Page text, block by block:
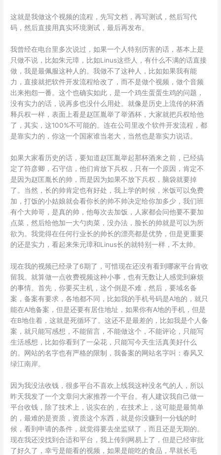
这就是我做这个视频的流程，先写文档，再写测试，然后写代
码，然后直接用真实环境测试，最后再发布。
我曾经在电台里多次说过，如果一个人特别历害的话，基本上是
只做不说，比如朱元璋，比如Linus这些人，有什么不满的话直接
做，我是最佩服这种人的。我做不了这种人，比如如果我有能
力，直接就把软件开发流程给改了，而不是做个视频，做个音频
出来抱怨一番。这个也确实如此，是一个鸡生蛋蛋生鸡的问题，
没有实力的话，说再多也没什么用处。就像是历史上流传的杯酒
释兵权一样，表面上看是赵匡胤举了举酒杯，大家就把兵权给他
了，其实，这100%不可能的。连在公司里改个软件开发流程，都
是靠实力的，你这一个国家谁当老大，当然也是靠实力说话。
如果大家看历史的话，要知道赵匡胤举起那杯酒来之前，已经搞
定了符彦卿，石守信，他们肯放下兵权，只有一个原因，肯定不
是因为赵匡胤长的帅，而是因为如果不放下兵权，脑袋就要掉
了。当然，长的帅肯定也有好处，我上学的时候，米饭可以免费
加，打饭的小姑娘就会看你长的帅不帅决定给你加多少，我们班
有个大帅哥，是真的帅，他每次去加饭，人家都会问他要不要加
点菜，然后给他加一大勺肉菜，没办法，脸长的帅就是可以为所
欲为。我觉得在任何行业长的帅长的漂亮都是优势，但是更重要
的还是实力，看起来朱元璋和Linus长的就特别一样，不太帅。
现在我的视频已经录了6期了，可惜现在还没有看到哪家平台肯收
留我。就算做一点收费视频这种小事，也有无数让人感觉到麻烦
的事情。首先，你要买主机，这个倒是不难，然后，要域名备
案，备案有要求，各地都不同，比如我的手机号码是A地的，就只
能在A地备案，但是还要有居住地址，如果你有A地的手机，但是
在B地住着，这就是死循环了。这还不是最差的，比如我是个人备
案，就只能写感想，不能留言，不能做这个，不能评论，只能写
生活感想，比如你看到了一朵花，只能写今天生活真美好什么
的。网站的名字也有严格的限制，我备案的网站名字叫：春风又
绿江南岸。
因为我没法收钱，很多平台不喜欢上线我这种没名气的人，所以
昨天我发了一个文章问大家推荐一个平台。有人建议我自己做一
平台收钱，除了技术上，说实在的，在技术上，这可能是最简单
的，最难的是资质，资质这个东西，就是你没赚到一分钱的时
候，看到申请的条件，就觉得要去坐监狱了，而且还是无期的。
现在我还没找到合适和平台，我上传到网易上了，但是已经审批
了好久了，幸亏是能看的视频，如果是能吃的食品，早就长毛